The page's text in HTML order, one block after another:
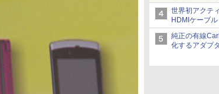
世界初アクテ
HDMIケーブ
から
純正の有線
化するアダプタ